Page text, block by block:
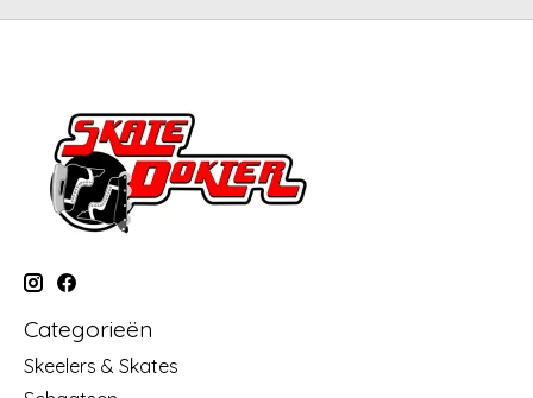
Categorieën
Skeelers & Skates